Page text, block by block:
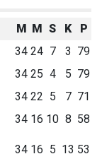
M M S K
P
34 24 7 3 79
34 25 4 5 79
34 22 5 7 71
34 16 10 8 58
34 16 5 13 53